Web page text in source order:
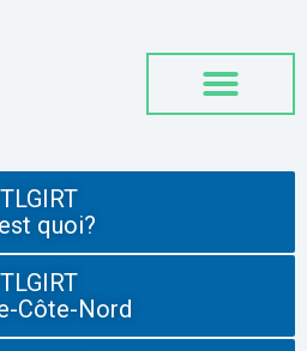
TLGIRT
quoi?
TLGIRT
Côte-Nord